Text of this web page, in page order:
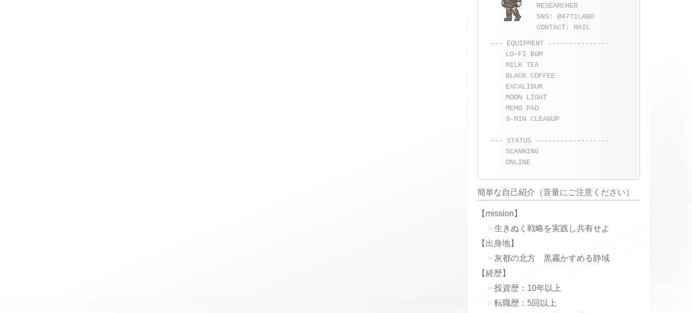
RESEARCHER
SNS:@4771LABO
CONTACT: MAIL
--- EQUIPMENT ---------------
LO-FI BGM
MILK TEA
BLACK COFFEE
EXCALIBUR
MOON LIGHT
MEMO PAD
3-MIN CLEANUP
--- STATUS ------------------
SCANNING
ONLINE
簡単な自己紹介（音量にご注意ください）
【mission】
生きぬく戦略を実践し共有せよ
【出身地】
灰都の北方 黒霧かすめる静域
【経歴】
投資歴：10年以上
転職歴：5回以上